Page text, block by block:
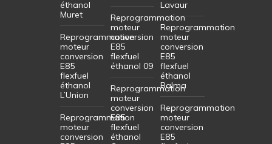
éthanol
Muret
Reprogrammation
moteur
conversion
E85
flexfuel
éthanol
L’Union
Reprogrammation
moteur
conversion
Reprogrammation
moteur
conversion
E85
flexfuel
éthanol 09
Reprogrammation
moteur
conversion
E85
flexfuel
éthanol
Lavaur
Reprogrammation
moteur
conversion
E85
flexfuel
éthanol
Balma
Reprogrammation
moteur
conversion
E85